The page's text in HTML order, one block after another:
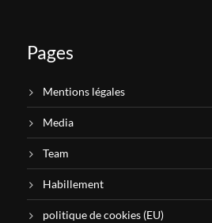
Pages
Mentions légales
Media
Team
Habillement
politique de cookies (EU)